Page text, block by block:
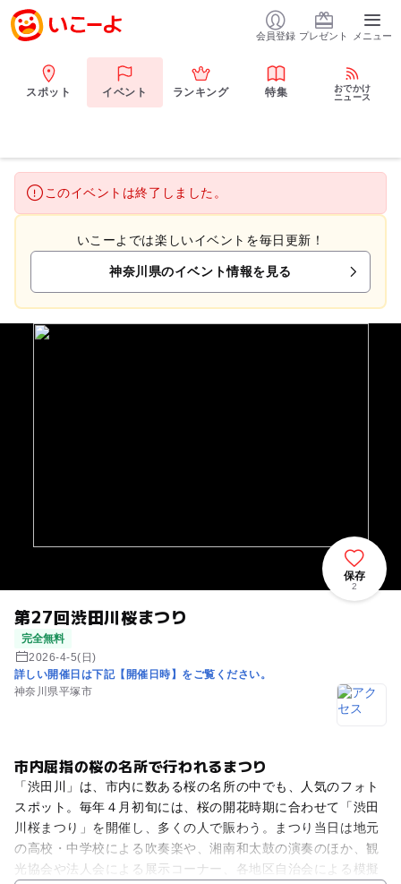
会員登録 プレゼント メニュー
スポット イベント ランキング 特集
おでかけ
ニュース
このイベントは終了しました。
いこーよでは楽しいイベントを毎日更新！
神奈川県のイベント情報を見る
第27回渋田川桜まつり
完全無料
2026-4-5(日)
詳しい開催日は下記【開催日時】をご覧ください。
神奈川県平塚市
保存
2
市内屈指の桜の名所で行われるまつり
「渋田川」は、市内に数ある桜の名所の中でも、人気のフォト
スポット。毎年４月初旬には、桜の開花時期に合わせて「渋田
川桜まつり」を開催し、多くの人で賑わう。まつり当日は地元
の高校・中学校による吹奏楽や、湘南和太鼓の演奏のほか、観
光協会や法人会による展示コーナー、各地区自治会による模擬